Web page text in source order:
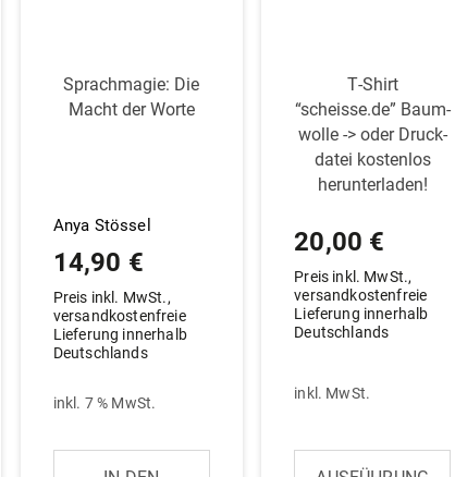
Sprach­magie: Die
Macht der Worte
Anya Stössel
14,90 €
Preis inkl. MwSt.,
versandkostenfreie
Lieferung innerhalb
Deutschlands
inkl. 7 % MwSt.
T‑Shirt
“scheisse.de” Baum­
wolle -> oder Druck­
datei kos­tenlos
herunterladen!
20,00 €
Preis inkl. MwSt.,
versandkostenfreie
Lieferung innerhalb
Deutschlands
inkl. MwSt.